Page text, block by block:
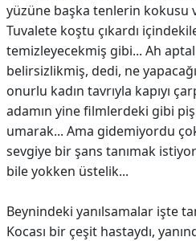
yüzüne başka tenlerin kokusu
Tuvalete koştu çıkardı
temizleyecekmiş gibi... Ah
belirsizlikmiş, dedi, ne
onurlu kadın tavrıyla kapıyı
adamın yine filmlerdeki gibi
umarak... Ama gidemiyordu
sevgiye bir şans tanımak
bile yokken üstelik...
Beynindeki yanılsamalar işte
Kocası bir çeşit hastaydı,